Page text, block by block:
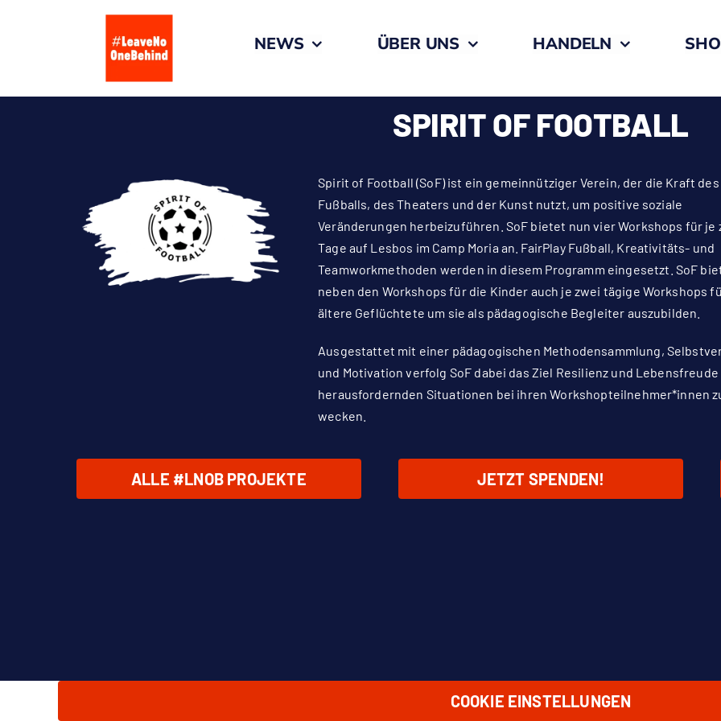
NEWS ÜBER UNS HANDELN
SPIRIT OF FOOTBALL
Spirit of Football (SoF) ist ein gemeinnütziger Verein, der die Kraft des
Fußballs, des Theaters und der Kunst nutzt, um positive soziale
Veränderungen herbeizuführen. SoF bietet nun vier Workshops für je
Tage auf Lesbos im Camp Moria an. FairPlay Fußball, Kreativitäts- und
Teamworkmethoden werden in diesem Programm eingesetzt. SoF
neben den Workshops für die Kinder auch je zwei tägige Workshops
ältere Geflüchtete um sie als pädagogische Begleiter auszubilden.
Ausgestattet mit einer pädagogischen Methodensammlung,
und Motivation verfolg SoF dabei das Ziel Resilienz und Lebensfreude
herausfordernden Situationen bei ihren Workshopteilnehmer*innen
wecken.
ALLE #LNOB PROJEKTE JETZT SPENDEN!
COOKIE EINSTELLUNGEN